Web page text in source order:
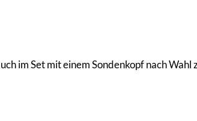
im Set mit einem Sondenkopf nach